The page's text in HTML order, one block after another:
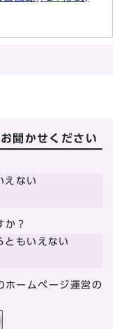
聞かせください
えない
か？
ともいえない
ホームページ運営の